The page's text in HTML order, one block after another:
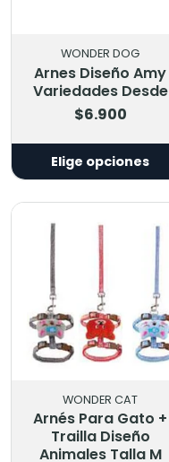
WONDER DOG
Arnes Diseño Amy
Variedades Desde
$6.900
Elige opciones
WONDER CAT
Arnés Para Gato +
Trailla Diseño
Animales Talla M